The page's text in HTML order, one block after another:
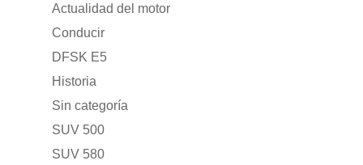
Actualidad del motor
Conducir
DFSK E5
Historia
Sin categoría
SUV 500
SUV 580